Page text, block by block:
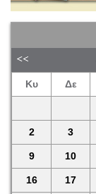
Κυ Δε
2 3
9 10
16 17